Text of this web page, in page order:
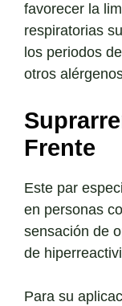
favorecer la
respiratorias
los periodos
otros
Frente
Este par
en personas
sensación de
de
Para su